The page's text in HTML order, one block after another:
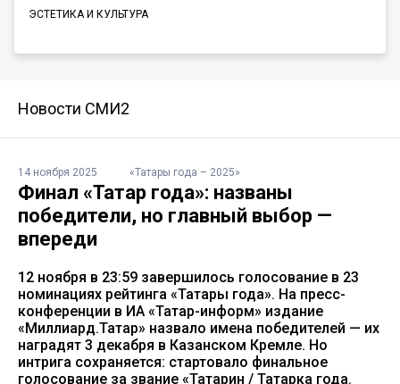
ЭСТЕТИКА И КУЛЬТУРА
Новости СМИ2
14 ноября 2025 «Татары года – 2025»
Финал «Татар года»: названы
победители, но главный выбор —
впереди
12 ноября в 23:59 завершилось голосование в 23
номинациях рейтинга «Татары года». На пресс-
конференции в ИА «Татар-информ» издание
«Миллиард.Татар» назвало имена победителей — их
наградят 3 декабря в Казанском Кремле. Но
интрига сохраняется: стартовало финальное
голосование за звание «Татарин / Татарка года.